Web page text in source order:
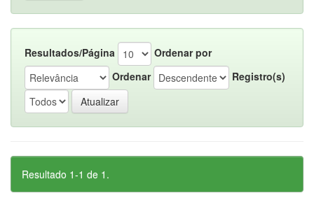
Resultados/Página
Ordenar por
Ordenar
Registro(s)
Resultado 1-1 de 1.